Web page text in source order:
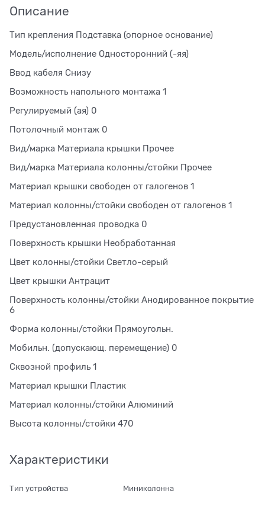
Описание
Тип крепления Подставка (опорное основание)
Модель/исполнение Односторонний (-яя)
Ввод кабеля Снизу
Возможность напольного монтажа 1
Регулируемый (ая) 0
Потолочный монтаж 0
Вид/марка Материала крышки Прочее
Вид/марка Материала колонны/стойки Прочее
Материал крышки свободен от галогенов 1
Материал колонны/стойки свободен от галогенов 1
Предустановленная проводка 0
Поверхность крышки Необработанная
Цвет колонны/стойки Светло-серый
Цвет крышки Антрацит
Поверхность колонны/стойки Анодированное покрытие
6
Форма колонны/стойки Прямоугольн.
Мобильн. (допускающ. перемещение) 0
Сквозной профиль 1
Материал крышки Пластик
Материал колонны/стойки Алюминий
Высота колонны/стойки 470
Характеристики
Тип устройства Миниколонна